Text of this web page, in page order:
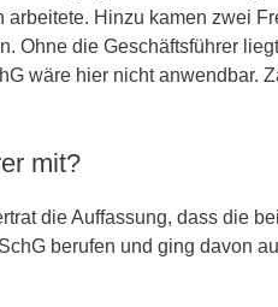
arbeitete. Hinzu kamen zwei
Ohne die Geschäftsführer
wäre hier nicht anwendbar.
mit?
die Auffassung, dass die
berufen und ging davon